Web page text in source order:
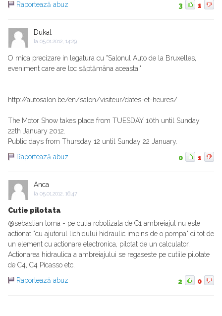
Raportează abuz
3 1
Dukat
la 05.01.2012, 14:29
O mica precizare in legatura cu "Salonul Auto de la Bruxelles,
eveniment care are loc săptămâna aceasta."
http://autosalon.be/en/salon/visiteur/dates-et-heures/
The Motor Show takes place from TUESDAY 10th until Sunday
22th January 2012.
Public days from Thursday 12 until Sunday 22 January.
Raportează abuz
0 1
Anca
la 05.01.2012, 16:47
Cutie pilotata
@sebastian toma - pe cutia robotizata de C1 ambreiajul nu este
actionat "cu ajutorul lichidului hidraulic impins de o pompa" ci tot de
un element cu actionare electronica, pilotat de un calculator.
Actionarea hidraulica a ambreiajului se regaseste pe cutiile pilotate
de C4, C4 Picasso etc.
Raportează abuz
2 0